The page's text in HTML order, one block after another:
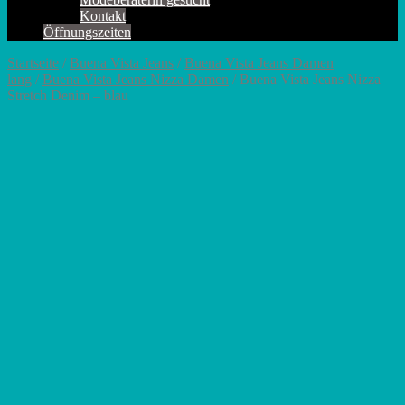
Kontakt
Öffnungszeiten
Startseite /Buena Vista Jeans /Buena Vista Jeans Damen
lang /Buena Vista Jeans Nizza Damen / Buena Vista Jeans Nizza
Stretch Denim – blau